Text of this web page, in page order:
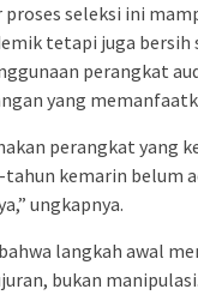
seleksi ini
tetapi juga
perangkat
yang
perangkat yang
kemarin belum
ungkapnya.
langkah awal
bukan